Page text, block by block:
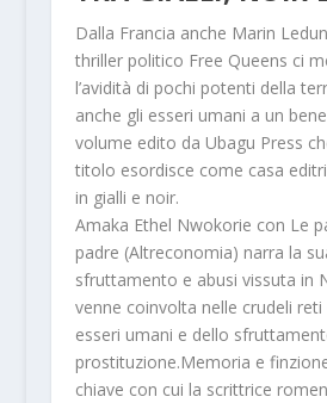
Dalla Francia anche Marin Ledun
thriller politico Free Queens ci
l’avidità di pochi potenti della
anche gli esseri umani a un
volume edito da Ubagu Press
titolo esordisce come casa
in gialli e noir.
Amaka Ethel Nwokorie con Le
padre (Altreconomia) narra la
sfruttamento e abusi vissuta in
venne coinvolta nelle crudeli
esseri umani e dello
prostituzione.Memoria e
chiave con cui la scrittrice